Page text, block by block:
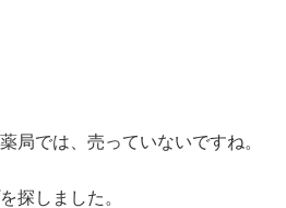
局では、売っていないですね。
探しました。